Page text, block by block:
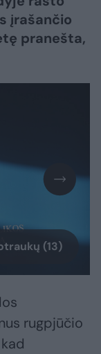
įrašančio
pranešta,
(13)
rugpjūčio